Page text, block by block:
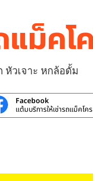
แม็คโ
หัวเจาะ หกล้อดั้ม
Facebook
แต้มบริการให้เช่ารถแม็คโคร